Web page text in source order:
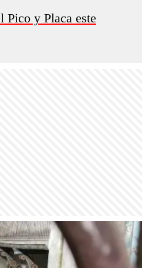
Pico y Placa este